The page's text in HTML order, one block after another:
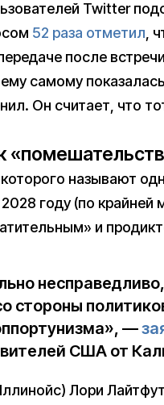
Twitter
52 раза отметил,
после
самому
Он считает, что
называют
году (по крайней
и
стороны
—
США от
Лори